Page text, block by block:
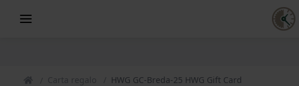
Carta regalo HWG GC-Breda-25 HWG Gift Card